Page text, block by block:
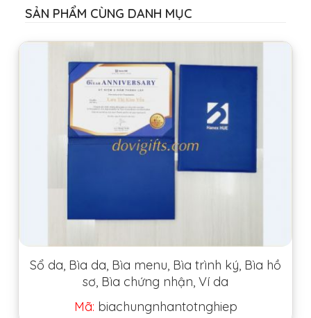
SẢN PHẨM CÙNG DANH MỤC
Sổ da, Bìa da, Bìa menu, Bìa trình ký, Bìa hồ
sơ, Bìa chứng nhận, Ví da
Mã: biachungnhantotnghiep